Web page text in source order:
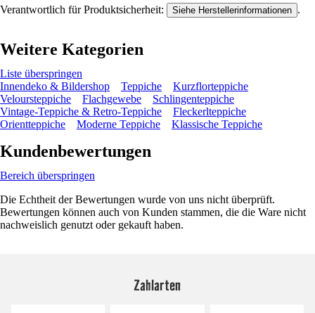
Verantwortlich für Produktsicherheit: Siehe Herstellerinformationen .
Weitere Kategorien
Liste überspringen
Innendeko & Bildershop
Teppiche
Kurzflorteppiche
Veloursteppiche
Flachgewebe
Schlingenteppiche
Vintage-Teppiche & Retro-Teppiche
Fleckerlteppiche
Orientteppiche
Moderne Teppiche Klassische Teppiche
Kundenbewertungen
Bereich überspringen
Die Echtheit der Bewertungen wurde von uns nicht überprüft.
Bewertungen können auch von Kunden stammen, die die Ware nicht
nachweislich genutzt oder gekauft haben.
Zahlarten